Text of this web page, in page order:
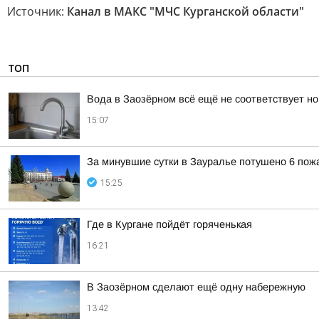
Источник: Канал в МАКС "МЧС Курганской области"
ТОП
Вода в Заозёрном всё ещё не соответствует
15:07
За минувшие сутки в Зауралье потушено 6
15:25
Где в Кургане пойдёт горяченькая
16:21
В Заозёрном сделают ещё одну набережную
13:42